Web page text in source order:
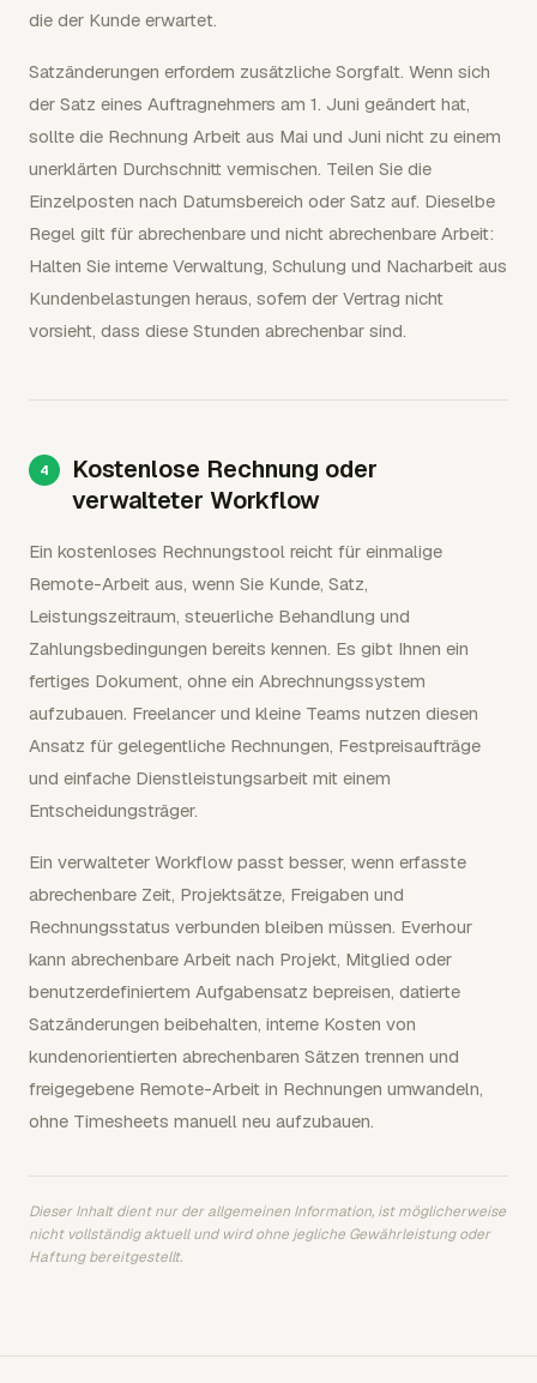
die der Kunde erwartet.
Satzänderungen erfordern zusätzliche Sorgfalt. Wenn sich
der Satz eines Auftragnehmers am 1. Juni geändert hat,
sollte die Rechnung Arbeit aus Mai und Juni nicht zu einem
unerklärten Durchschnitt vermischen. Teilen Sie die
Einzelposten nach Datumsbereich oder Satz auf. Dieselbe
Regel gilt für abrechenbare und nicht abrechenbare Arbeit:
Halten Sie interne Verwaltung, Schulung und Nacharbeit aus
Kundenbelastungen heraus, sofern der Vertrag nicht
vorsieht, dass diese Stunden abrechenbar sind.
Kostenlose Rechnung oder
verwalteter Workflow
Ein kostenloses Rechnungstool reicht für einmalige
Remote-Arbeit aus, wenn Sie Kunde, Satz,
Leistungszeitraum, steuerliche Behandlung und
Zahlungsbedingungen bereits kennen. Es gibt Ihnen ein
fertiges Dokument, ohne ein Abrechnungssystem
aufzubauen. Freelancer und kleine Teams nutzen diesen
Ansatz für gelegentliche Rechnungen, Festpreisaufträge
und einfache Dienstleistungsarbeit mit einem
Entscheidungsträger.
Ein verwalteter Workflow passt besser, wenn erfasste
abrechenbare Zeit, Projektsätze, Freigaben und
Rechnungsstatus verbunden bleiben müssen. Everhour
kann abrechenbare Arbeit nach Projekt, Mitglied oder
benutzerdefiniertem Aufgabensatz bepreisen, datierte
Satzänderungen beibehalten, interne Kosten von
kundenorientierten abrechenbaren Sätzen trennen und
freigegebene Remote-Arbeit in Rechnungen umwandeln,
ohne Timesheets manuell neu aufzubauen.
Dieser Inhalt dient nur der allgemeinen Information, ist möglicherweise
nicht vollständig aktuell und wird ohne jegliche Gewährleistung oder
Haftung bereitgestellt.